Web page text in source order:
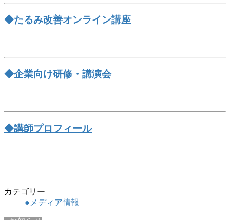
◆たるみ改善オンライン講座
◆企業向け研修・講演会
◆講師プロフィール
カテゴリー
●メディア情報